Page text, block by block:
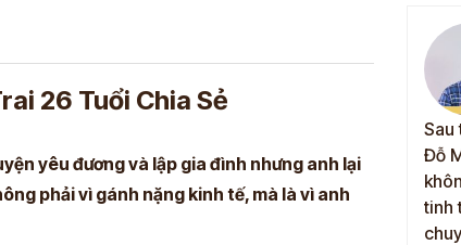
26 Tuổi Chia Sẻ
yêu đương và lập gia đình nhưng anh lại
phải vì gánh nặng kinh tế, mà là vì anh
gì trong
nói là
hiện
Hà Nội
sung mãn, tinh thần sảng khoái. Hai vợ
chồng bắt đầu tìm lại được cảm hứng và
thăng hoa hơn trong chuyện đó nhờ bài
Sau
Đỗ
tinh